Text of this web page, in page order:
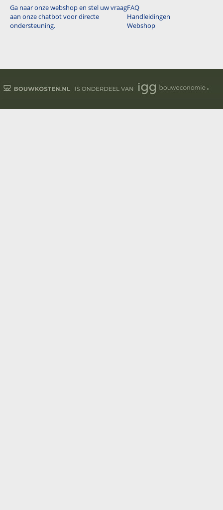
Ga naar onze webshop en stel uw vraag
aan onze chatbot voor directe
ondersteuning.
FAQ
Handleidingen
Webshop